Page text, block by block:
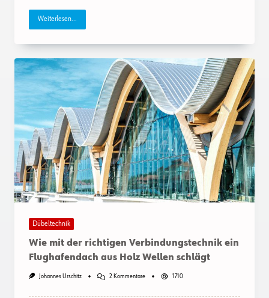
Weiterlesen...
Dübeltechnik
Wie mit der richtigen Verbindungstechnik ein
Flughafendach aus Holz Wellen schlägt
Johannes Urschitz 2 KommentareZu
1710